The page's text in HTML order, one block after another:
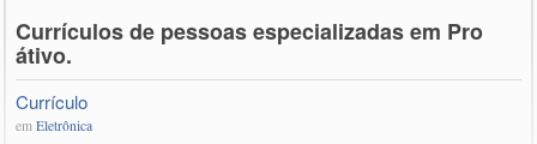
Currículos de pessoas especializadas em Pro
átivo.
Currículo
emEletrônica